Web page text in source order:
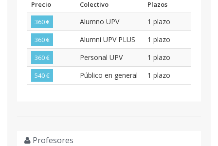
Precio Colectivo
Plazos
360 €
Alumno UPV 1 plazo
360 € Alumni UPV PLUS 1 plazo
360 € Personal UPV 1 plazo
540 € Público en general 1 plazo
Profesores